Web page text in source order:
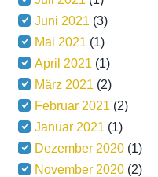
Juni 2021 (3)
Mai 2021 (1)
April 2021 (1)
März 2021 (2)
Februar 2021 (2)
Januar 2021 (1)
Dezember 2020 (1)
November 2020 (2)